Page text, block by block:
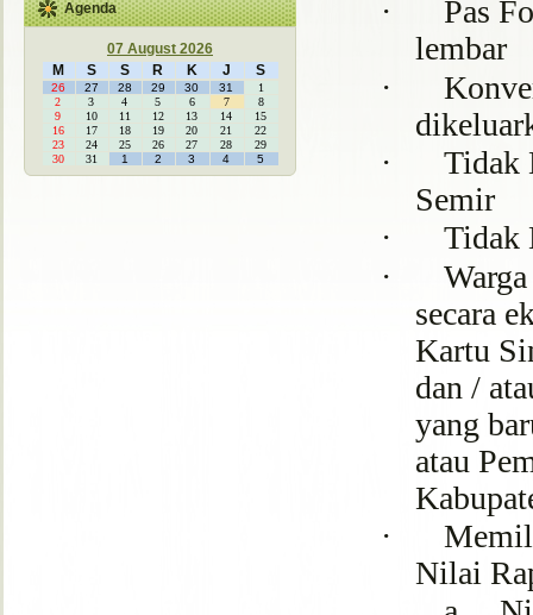
Agenda
07 August 2026
M
S S R K J S
26 27 28 29 30 31
1
2
3 4 5 6 7
8
9
10 11 12 13 14
15
16
17 18 19 20 21
22
23
24 25 26 27 28
29
30
31 1 2 3 4 5
·
Pas
lembar
·
·
Tidak
Semir
·
Tidak
·
secara
Kartu
dan /
yang
atau
·
Nilai